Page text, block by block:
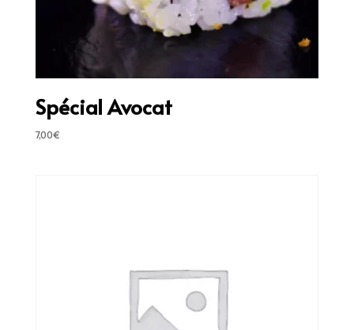
Spécial Avocat
7,00€